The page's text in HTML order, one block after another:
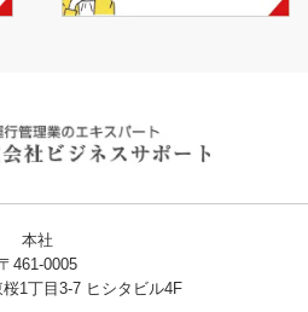
本社
461-0005
1丁目3-7 ヒシタビル4F